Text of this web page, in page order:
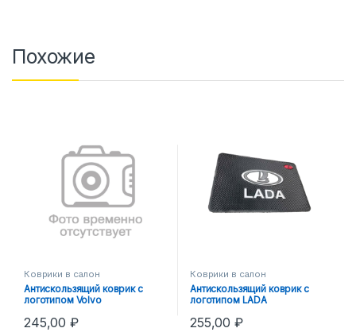
Похожие
Коврики в салон
Антискользящий коврик с
логотипом Volvo
245,00₽
Коврики в салон
Антискользящий коврик с
логотипом LADA
255,00₽